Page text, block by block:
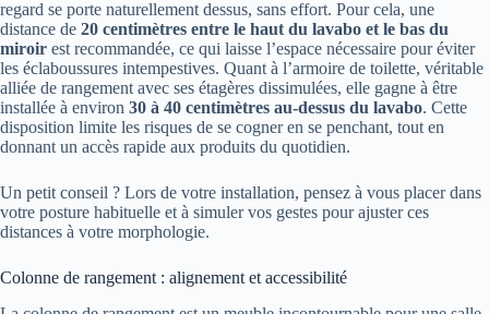
regard se porte naturellement dessus, sans effort. Pour cela, une
distance de 20 centimètres entre le haut du lavabo et le bas du
miroir est recommandée, ce qui laisse l’espace nécessaire pour éviter
les éclaboussures intempestives. Quant à l’armoire de toilette, véritable
alliée de rangement avec ses étagères dissimulées, elle gagne à être
installée à environ 30 à 40 centimètres au-dessus du lavabo. Cette
disposition limite les risques de se cogner en se penchant, tout en
donnant un accès rapide aux produits du quotidien.
Un petit conseil ? Lors de votre installation, pensez à vous placer dans
votre posture habituelle et à simuler vos gestes pour ajuster ces
distances à votre morphologie.
Colonne de rangement : alignement et accessibilité